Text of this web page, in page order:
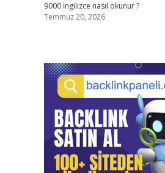
9000 İngilizce nasıl okunur ?
Temmuz 20, 2026